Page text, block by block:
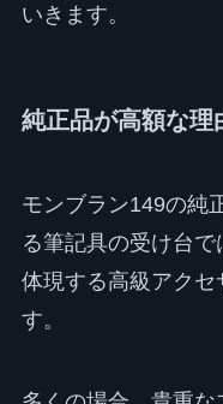
いきます。
純正品が高額な理
モンブラン149の純
る筆記具の受け台
体現する高級アクセ
す。